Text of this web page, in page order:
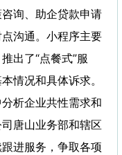
询、助企贷款申请
沟通。小程序主要
出了“点餐式”服
情况和具体诉求。
析企业共性需求和
唐山业务部和辖区
进服务，争取各项